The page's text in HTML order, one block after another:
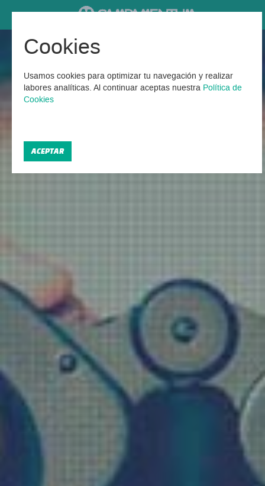
Viajes escolares a Tenerife
Encontrados 155 Viajes escolares en Santa Cruz de
Cookies
Usamos cookies para optimizar tu navegación y realizar
labores analíticas. Al continuar aceptas nuestra Política de
Cookies
ACEPTAR